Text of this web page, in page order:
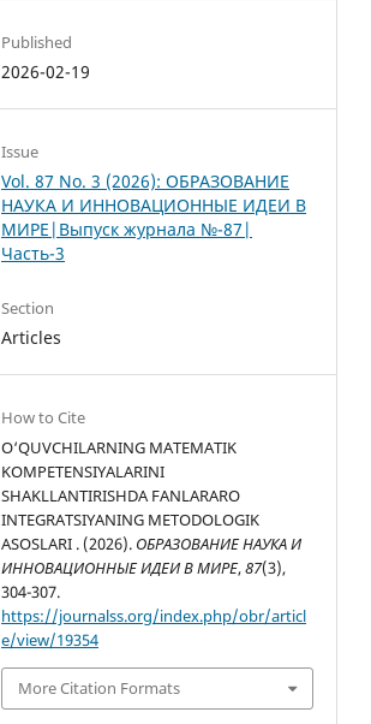
Published
2026-02-19
Issue
Vol. 87 No. 3 (2026): ОБРАЗОВАНИЕ
НАУКА И ИННОВАЦИОННЫЕ ИДЕИ В
МИРЕ|Выпуск журнала №-87|
Часть-3
Section
Articles
How to Cite
O‘QUVCHILARNING MATEMATIK
KOMPETENSIYALARINI
SHAKLLANTIRISHDA FANLARARO
INTEGRATSIYANING METODOLOGIK
ASOSLARI . (2026). ОБРАЗОВАНИЕ НАУКА И
ИННОВАЦИОННЫЕ ИДЕИ В МИРЕ,87(3),
304-307.
https://journalss.org/index.php/obr/articl
e/view/19354
More Citation Formats